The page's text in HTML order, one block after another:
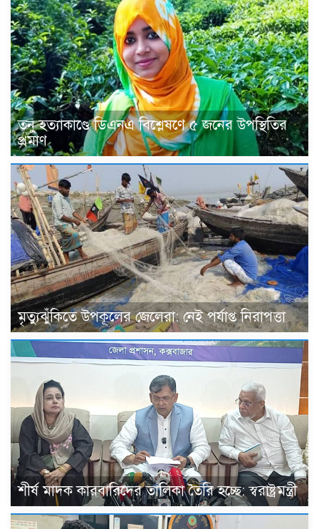
তনু হত্যাকাণ্ডে ডিএনএ বিশ্লেষণে ৫ জনের উপস্থিতির
প্রমাণ
মৃত্যুঝুঁকিতে উপকূলের জেলেরা: নেই পর্যাপ্ত নিরাপত্তা
শীর্ষ মাদক কারবারিদের তালিকা তৈরি হচ্ছে: স্বরাষ্ট্রমন্ত্রী